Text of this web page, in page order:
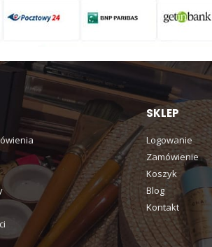
SKLEP
Logowanie
Zamówienie
Koszyk
Blog
Kontakt